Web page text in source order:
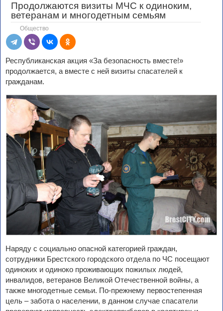
Продолжаются визиты МЧС к одиноким,
ветеранам и многодетным семьям
Общество
Республиканская акция «За безопасность вместе!»
продолжается, а вместе с ней визиты спасателей к
гражданам.
Наряду с социально опасной категорией граждан,
сотрудники Брестского городского отдела по ЧС посещают
одиноких и одиноко проживающих пожилых людей,
инвалидов, ветеранов Великой Отечественной войны, а
также многодетные семьи. По-прежнему первостепенная
цель – забота о населении, в данном случае спасатели